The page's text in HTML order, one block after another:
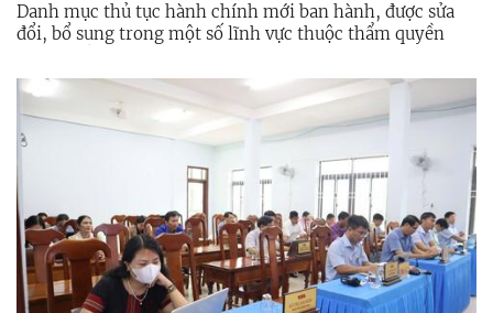
Danh mục thủ tục hành chính mới ban hành, được sửa
đổi, bổ sung trong một số lĩnh vực thuộc thẩm quyền
Thương